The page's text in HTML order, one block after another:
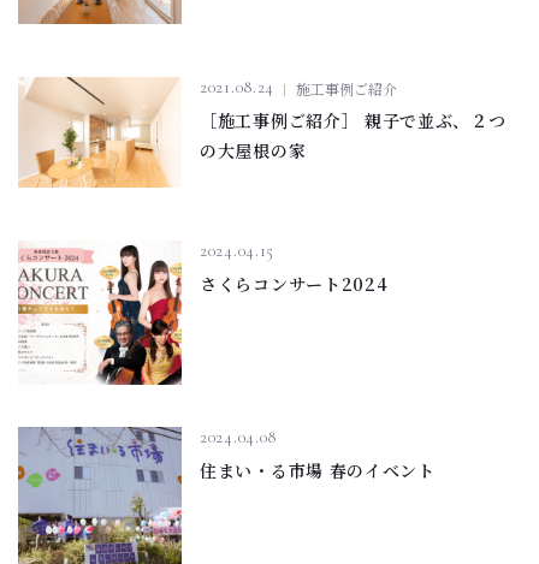
2021.08.24 施工事例ご紹介
［施工事例ご紹介］ 親子で並ぶ、２つ
の大屋根の家
2024.04.15
さくらコンサート2024
2024.04.08
住まい・る市場 春のイベント